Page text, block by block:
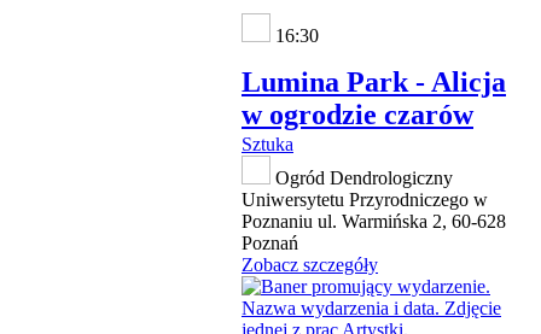
16:30
Lumina Park - Alicja
w ogrodzie czarów
Sztuka
Ogród Dendrologiczny
Uniwersytetu Przyrodniczego w
Poznaniu ul. Warmińska 2, 60-628
Poznań
Zobacz szczegóły